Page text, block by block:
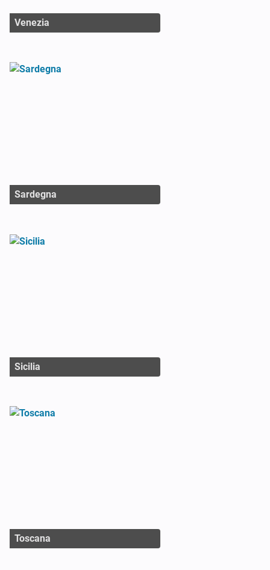
Venezia
Sardegna
Sicilia
Toscana